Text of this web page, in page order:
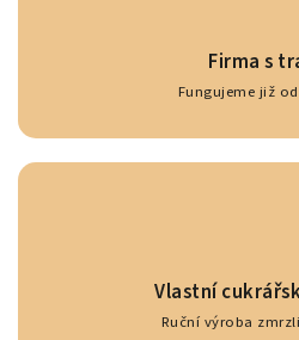
Firma s
Fungujeme již
Vlastní
Ruční výroba